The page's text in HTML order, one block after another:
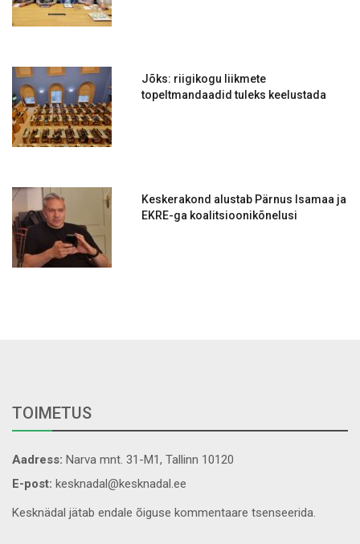
Jõks: riigikogu liikmete
topeltmandaadid tuleks keelustada
Keskerakond alustab Pärnus Isamaa ja
EKRE-ga koalitsioonikõnelusi
TOIMETUS
Aadress: Narva mnt. 31-M1, Tallinn 10120
E-post: kesknadal@kesknadal.ee
Kesknädal jätab endale õiguse kommentaare tsenseerida.